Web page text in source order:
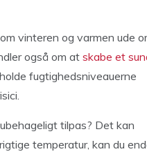
vinteren og varmen ude
også om atskabe et
fugtighedsniveauerne
tilpas? Det kan
temperatur, kan du